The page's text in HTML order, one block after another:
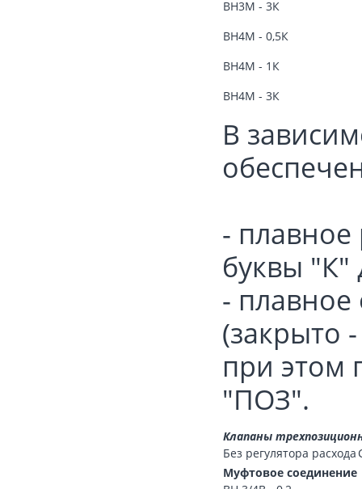
ВН3М - 3К
ВН4М - 0,5К
ВН4М - 1К
ВН4М - 3К
В
- плавное
буквы "К"
-
(закрыто
при этом
"ПОЗ".
Клапаны
Без регулятора расхода
Муфтовое соединение